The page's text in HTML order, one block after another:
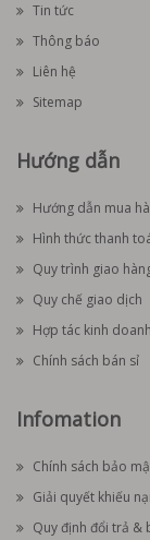
Tin tức
Thông báo
Liên hệ
Sitemap
Hướng dẫn
Hướng dẫn mua
Hình thức thanh
Quy trình giao
Quy chế giao dịch
Hợp tác kinh doanh
Chính sách bán sỉ
Infomation
Chính sách bảo
Giải quyết khiếu nại
Quy định đổi trả &